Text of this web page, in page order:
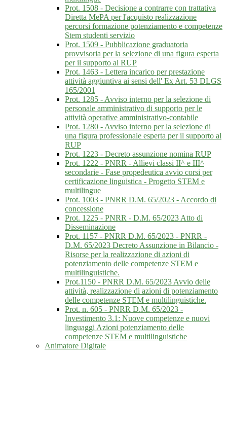
Prot. 1508 - Decisione a contrarre con trattativa
Diretta MePA per l'acquisto realizzazione
percorsi formazione potenziamento e competenze
Stem studenti servizio
Prot. 1509 - Pubblicazione graduatoria
provvisoria per la selezione di una figura esperta
per il supporto al RUP
Prot. 1463 - Lettera incarico per prestazione
attività aggiuntiva ai sensi dell' Ex Art. 53 DLGS
165/2001
Prot. 1285 - Avviso interno per la selezione di
personale amministrativo di supporto per le
attività operative amministrativo-contabile
Prot. 1280 - Avviso interno per la selezione di
una figura professionale esperta per il supporto al
RUP
Prot. 1223 - Decreto assunzione nomina RUP
Prot. 1222 - PNRR - Allievi classi II^ e III^
secondarie - Fase propedeutica avvio corsi per
certificazione linguistica - Progetto STEM e
multilingue
Prot. 1003 - PNRR D.M. 65/2023 - Accordo di
concessione
Prot. 1225 - PNRR - D.M. 65/2023 Atto di
Disseminazione
Prot. 1157 - PNRR D.M. 65/2023 - PNRR -
D.M. 65/2023 Decreto Assunzione in Bilancio -
Risorse per la realizzazione di azioni di
potenziamento delle competenze STEM e
multilinguistiche.
Prot.1150 - PNRR D.M. 65/2023 Avvio delle
attività, realizzazione di azioni di potenziamento
delle competenze STEM e multilinguistiche.
Prot. n. 605 - PNRR D.M. 65/2023 -
Investimento 3.1: Nuove competenze e nuovi
linguaggi Azioni potenziamento delle
competenze STEM e multilinguistiche
Animatore Digitale